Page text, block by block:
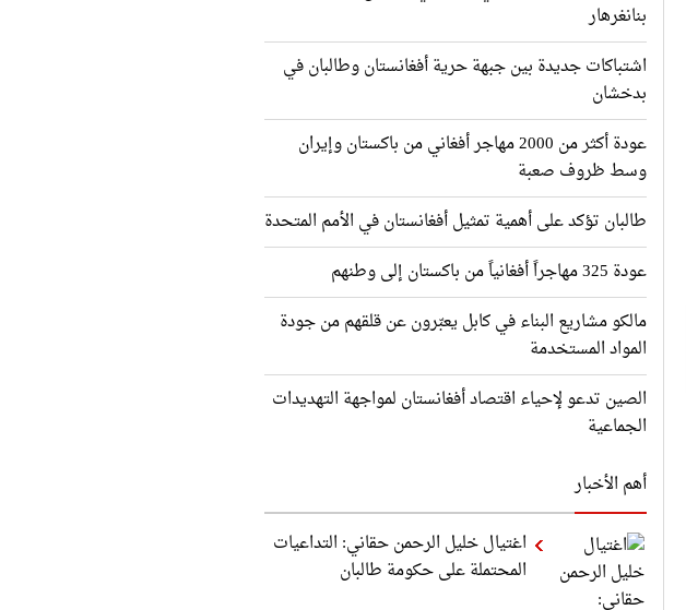
بنانغرهار
اشتباكات جديدة بين جبهة حرية أفغانستان وطالبان في
بدخشان
عودة أكثر من 2000 مهاجر أفغاني من باكستان وإيران
وسط ظروف صعبة
طالبان تؤكد على أهمية تمثيل أفغانستان في الأمم المتحدة
عودة 325 مهاجراً أفغانياً من باكستان إلى وطنهم
مالكو مشاريع البناء في كابل يعبّرون عن قلقهم من جودة
المواد المستخدمة
الصين تدعو لإحياء اقتصاد أفغانستان لمواجهة التهديدات
الجماعية
أهم الأخبار
اغتيال خليل الرحمن حقاني: التداعيات
المحتملة على حكومة طالبان